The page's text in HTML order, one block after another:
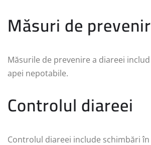
Măsuri de
Măsurile de prevenire a diareei
apei nepotabile.
Controlul diareei
Controlul diareei include schimbări